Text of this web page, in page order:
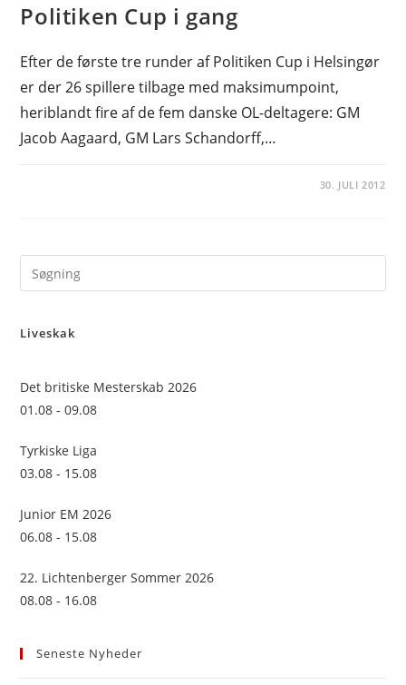
Politiken Cup i gang
Efter de første tre runder af Politiken Cup i Helsingør
er der 26 spillere tilbage med maksimumpoint,
heriblandt fire af de fem danske OL-deltagere: GM
Jacob Aagaard, GM Lars Schandorff,…
30. JULI 2012
Liveskak
Det britiske Mesterskab 2026
01.08 - 09.08
Tyrkiske Liga
03.08 - 15.08
Junior EM 2026
06.08 - 15.08
22. Lichtenberger Sommer 2026
08.08 - 16.08
Seneste Nyheder